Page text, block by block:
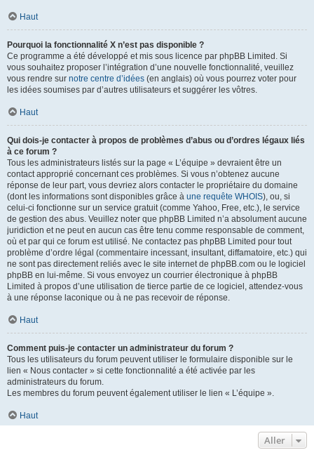
Haut
Pourquoi la fonctionnalité X n’est pas disponible ?
Ce programme a été développé et mis sous licence par phpBB Limited. Si
vous souhaitez proposer l’intégration d’une nouvelle fonctionnalité, veuillez
vous rendre sur notre centre d’idées (en anglais) où vous pourrez voter pour
les idées soumises par d’autres utilisateurs et suggérer les vôtres.
Haut
Qui dois-je contacter à propos de problèmes d’abus ou d’ordres légaux liés
à ce forum ?
Tous les administrateurs listés sur la page « L’équipe » devraient être un
contact approprié concernant ces problèmes. Si vous n’obtenez aucune
réponse de leur part, vous devriez alors contacter le propriétaire du domaine
(dont les informations sont disponibles grâce à une requête WHOIS), ou, si
celui-ci fonctionne sur un service gratuit (comme Yahoo, Free, etc.), le service
de gestion des abus. Veuillez noter que phpBB Limited n’a absolument aucune
juridiction et ne peut en aucun cas être tenu comme responsable de comment,
où et par qui ce forum est utilisé. Ne contactez pas phpBB Limited pour tout
problème d’ordre légal (commentaire incessant, insultant, diffamatoire, etc.) qui
ne sont pas directement reliés avec le site internet de phpBB.com ou le logiciel
phpBB en lui-même. Si vous envoyez un courrier électronique à phpBB
Limited à propos d’une utilisation de tierce partie de ce logiciel, attendez-vous
à une réponse laconique ou à ne pas recevoir de réponse.
Haut
Comment puis-je contacter un administrateur du forum ?
Tous les utilisateurs du forum peuvent utiliser le formulaire disponible sur le
lien « Nous contacter » si cette fonctionnalité a été activée par les
administrateurs du forum.
Les membres du forum peuvent également utiliser le lien « L’équipe ».
Haut
Aller